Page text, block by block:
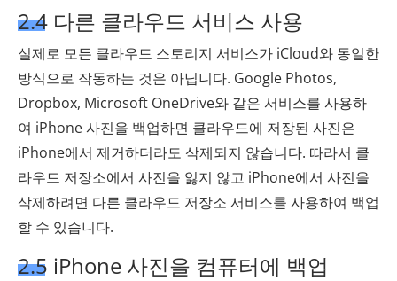
2.4 다른 클라우드 서비스 사용
실제로 모든 클라우드 스토리지 서비스가 iCloud와 동일한
방식으로 작동하는 것은 아닙니다. Google Photos,
Dropbox, Microsoft OneDrive와 같은 서비스를 사용하
여 iPhone 사진을 백업하면 클라우드에 저장된 사진은
iPhone에서 제거하더라도 삭제되지 않습니다. 따라서 클
라우드 저장소에서 사진을 잃지 않고 iPhone에서 사진을
삭제하려면 다른 클라우드 저장소 서비스를 사용하여 백업
할 수 있습니다.
2.5 iPhone 사진을 컴퓨터에 백업